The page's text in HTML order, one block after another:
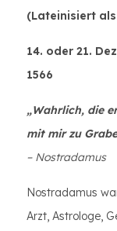
(Lateinisiert
14. oder 21.
1566
„Wahrlich, die
mit mir zu
– Nostradamus
Nostradamus
Arzt, Astrologe,